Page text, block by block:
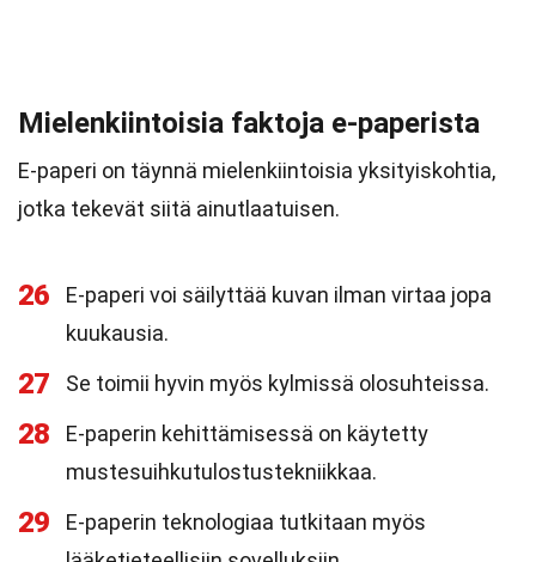
Mielenkiintoisia faktoja e-paperista
E-paperi on täynnä mielenkiintoisia yksityiskohtia,
jotka tekevät siitä ainutlaatuisen.
26
E-paperi voi säilyttää kuvan ilman virtaa jopa
kuukausia.
27 Se toimii hyvin myös kylmissä olosuhteissa.
28
E-paperin kehittämisessä on käytetty
mustesuihkutulostustekniikkaa.
29
E-paperin teknologiaa tutkitaan myös